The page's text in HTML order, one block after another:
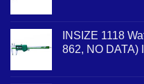
INSIZE 1118
862, NO DATA)